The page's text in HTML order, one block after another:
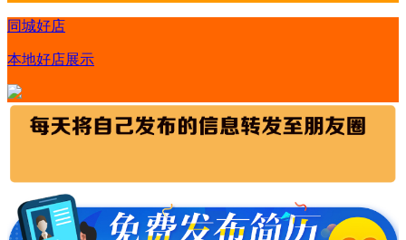
同城好店
本地好店展示